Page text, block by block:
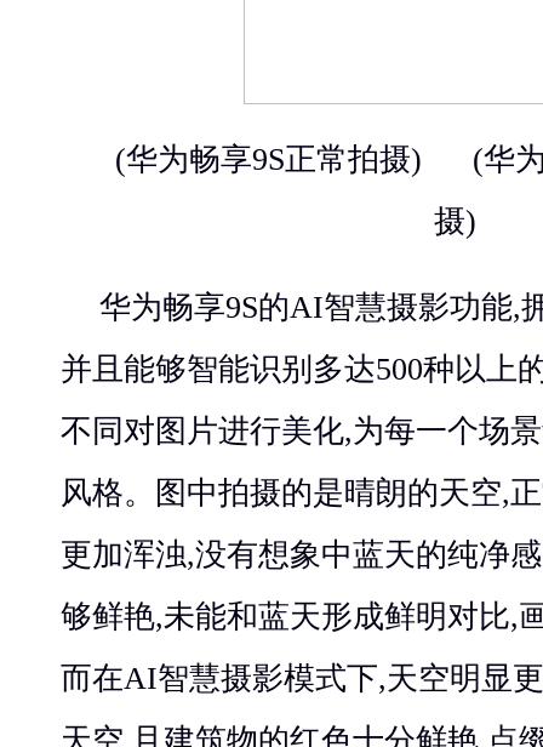
(华为畅享9S正常拍摄) (华
摄)
华为畅享9S的AI智慧摄影功能,
并且能够智能识别多达500种以上
不同对图片进行美化,为每一个场
风格。图中拍摄的是晴朗的天空,
更加浑浊,没有想象中蓝天的纯净
够鲜艳,未能和蓝天形成鲜明对比,
而在AI智慧摄影模式下,天空明显